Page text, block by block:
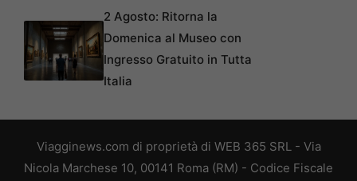
2 Agosto: Ritorna la
Domenica al Museo con
Ingresso Gratuito in Tutta
Italia
Viagginews.com di proprietà di WEB 365 SRL - Via
Nicola Marchese 10, 00141 Roma (RM) - Codice Fiscale